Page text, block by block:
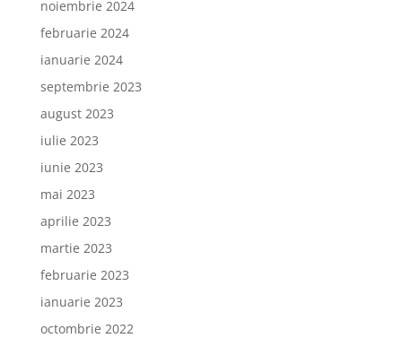
noiembrie 2024
februarie 2024
ianuarie 2024
septembrie 2023
august 2023
iulie 2023
iunie 2023
mai 2023
aprilie 2023
martie 2023
februarie 2023
ianuarie 2023
octombrie 2022